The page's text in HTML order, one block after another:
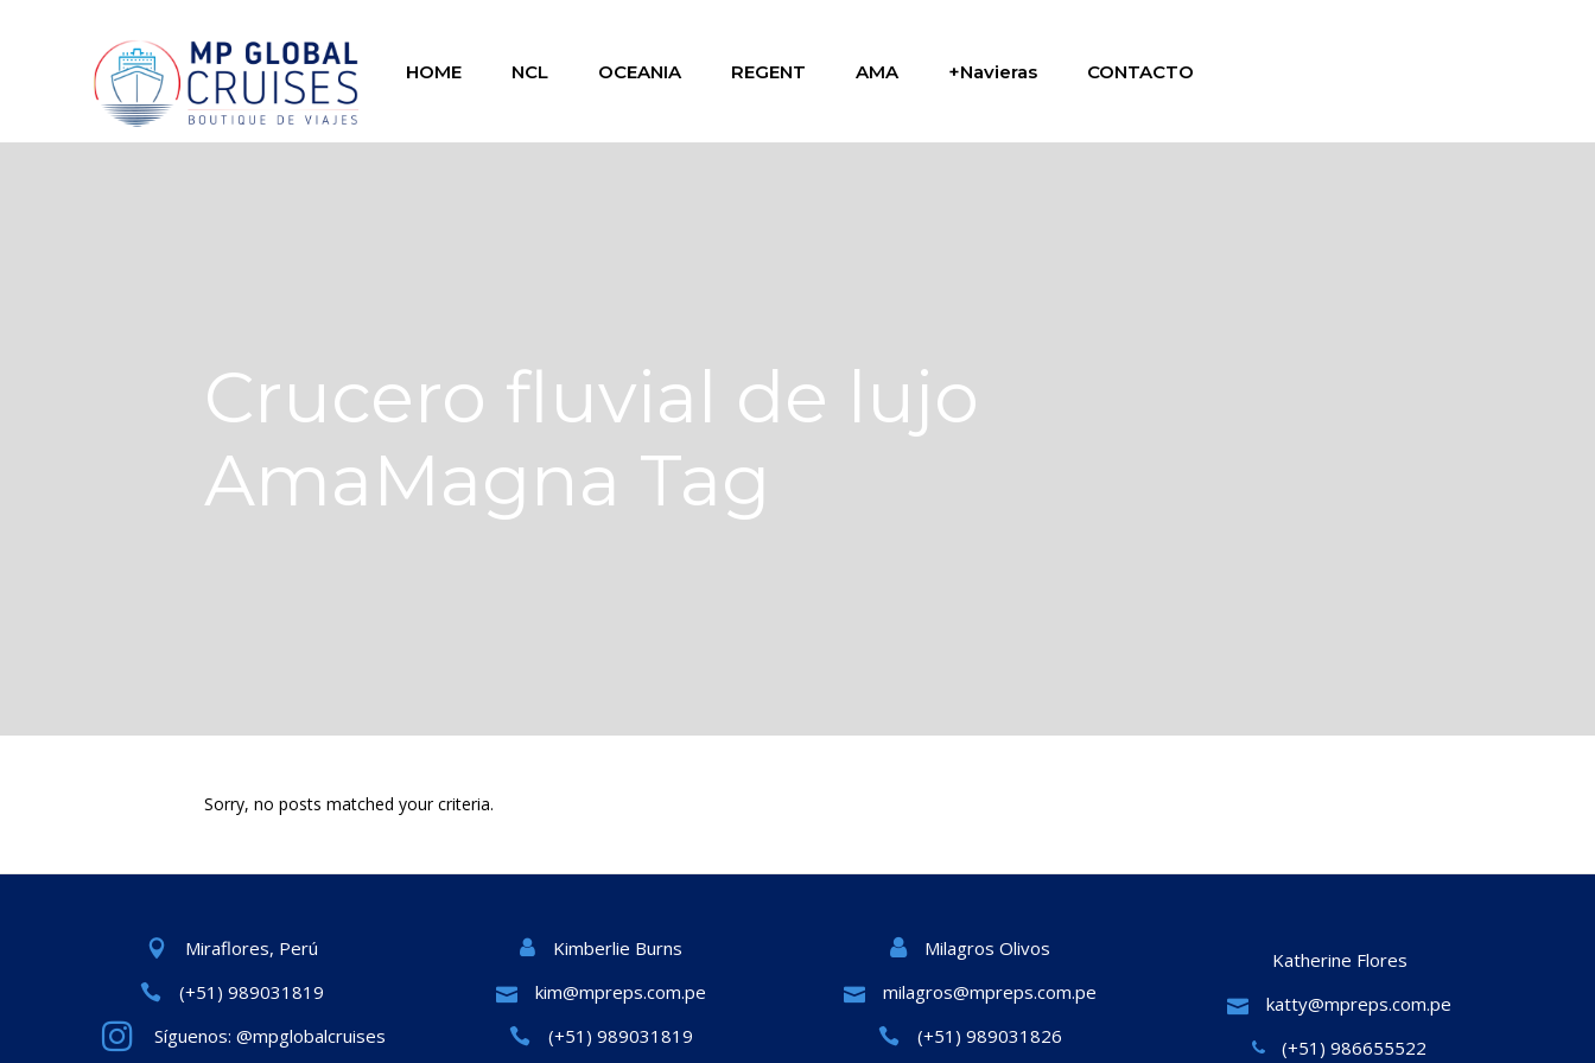
HOME NCL OCEANIA REGENT AMA +Navieras CONTACTO
Crucero fluvial de lujo
AmaMagna Tag
Sorry, no posts matched your criteria.
Miraflores, Perú
(+51) 989031819
Síguenos: @mpglobalcruises
Kimberlie Burns
kim@mpreps.com.pe
(+51) 989031819
Milagros Olivos
milagros@mpreps.com.pe
(+51) 989031826
Katherine Flores
katty@mpreps.com.pe
(+51) 986655522